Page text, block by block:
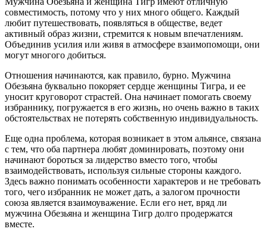
совместимость, потому что у них много общего. Каждый
любит путешествовать, появляться в обществе, ведет
активный образ жизни, стремится к новым впечатлениям.
Объединив усилия или живя в атмосфере взаимопомощи, они
могут многого добиться.
Отношения начинаются, как правило, бурно. Мужчина
Обезьяна буквально покоряет сердце женщины Тигра, и ее
уносит круговорот страстей. Она начинает помогать своему
избраннику, погружается в его жизнь, но очень важно в таких
обстоятельствах не потерять собственную индивидуальность.
Еще одна проблема, которая возникает в этом альянсе, связана
с тем, что оба партнера любят доминировать, поэтому они
начинают бороться за лидерство вместо того, чтобы
взаимодействовать, используя сильные стороны каждого.
Здесь важно понимать особенности характеров и не требовать
того, чего избранник не может дать, а залогом прочности
союза является взаимоуважение. Если его нет, вряд ли
мужчина Обезьяна и женщина Тигр долго продержатся
вместе.